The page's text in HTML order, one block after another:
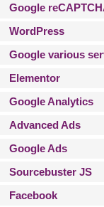
cambiar
máximo posible.
WhatsApp están
6. Cookies
WooCommerce
Wistia